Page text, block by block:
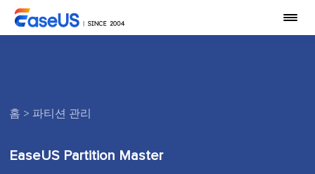
홈 > 파티션 관리
EaseUS Partition Master